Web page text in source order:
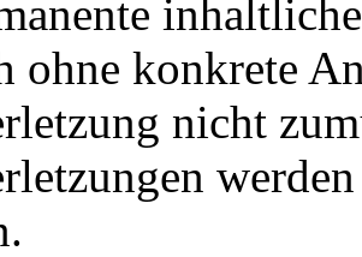
ohne konkrete
nicht